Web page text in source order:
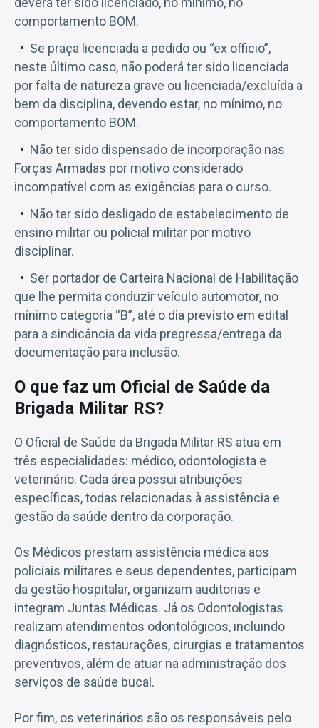
comportamento BOM.
Se praça licenciada a pedido ou “ex officio”,
neste último caso, não poderá ter sido licenciada
por falta de natureza grave ou licenciada/excluída a
bem da disciplina, devendo estar, no mínimo, no
comportamento BOM.
Não ter sido dispensado de incorporação nas
Forças Armadas por motivo considerado
incompatível com as exigências para o curso.
Não ter sido desligado de estabelecimento de
ensino militar ou policial militar por motivo
disciplinar.
Ser portador de Carteira Nacional de Habilitação
que lhe permita conduzir veículo automotor, no
mínimo categoria “B”, até o dia previsto em edital
para a sindicância da vida pregressa/entrega da
documentação para inclusão.
O que faz um Oficial de Saúde da
Brigada Militar RS?
O Oficial de Saúde da Brigada Militar RS atua em
três especialidades: médico, odontologista e
veterinário. Cada área possui atribuições
específicas, todas relacionadas à assistência e
gestão da saúde dentro da corporação.
Os Médicos prestam assistência médica aos
policiais militares e seus dependentes, participam
da gestão hospitalar, organizam auditorias e
integram Juntas Médicas. Já os Odontologistas
realizam atendimentos odontológicos, incluindo
diagnósticos, restaurações, cirurgias e tratamentos
preventivos, além de atuar na administração dos
serviços de saúde bucal.
Por fim, os veterinários são os responsáveis pelo